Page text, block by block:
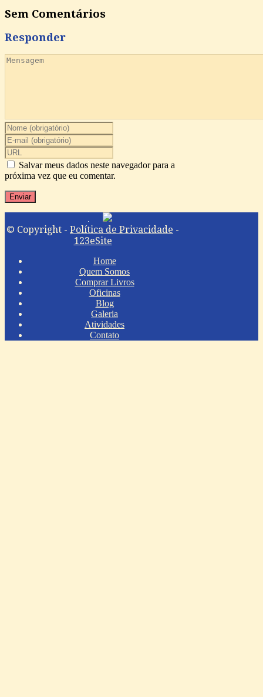
Sem Comentários
Responder
Salvar meus dados neste navegador para a
próxima vez que eu comentar.
© Copyright - Política de Privacidade -
123eSite
Home
Quem Somos
Comprar Livros
Oficinas
Blog
Galeria
Atividades
Contato